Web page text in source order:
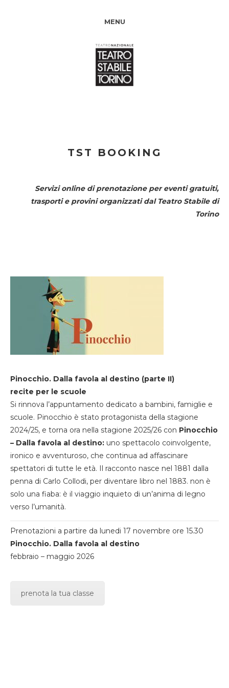
MENU
TST BOOKING
Servizi online di prenotazione per eventi gratuiti,
trasporti e provini organizzati dal Teatro Stabile di
Torino
Pinocchio. Dalla favola al destino (parte II)
recite per le scuole
Si rinnova l’appuntamento dedicato a bambini, famiglie e
scuole. Pinocchio è stato protagonista della stagione
2024/25, e torna ora nella stagione 2025/26 con Pinocchio
– Dalla favola al destino: uno spettacolo coinvolgente,
ironico e avventuroso, che continua ad affascinare
spettatori di tutte le età. Il racconto nasce nel 1881 dalla
penna di Carlo Collodi, per diventare libro nel 1883. non è
solo una fiaba: è il viaggio inquieto di un’anima di legno
verso l’umanità.
Prenotazioni a partire da lunedi 17 novembre ore 15.30
Pinocchio. Dalla favola al destino
febbraio – maggio 2026
prenota la tua classe